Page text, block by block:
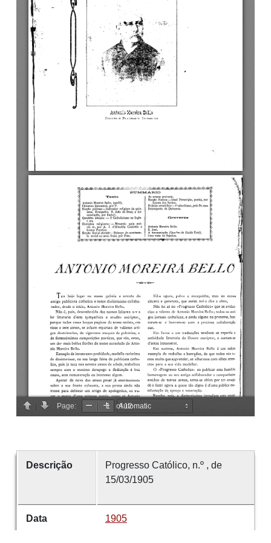
Descrição
Progresso Católico, n.º , de
15/03/1905
Data 1905